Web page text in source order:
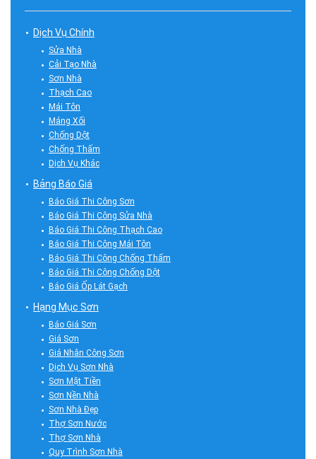
Dịch Vụ Chính
Sửa Nhà
Cải Tạo Nhà
Sơn Nhà
Thạch Cao
Mái Tôn
Máng Xối
Chống Dột
Chống Thấm
Dịch Vụ Khác
Bảng Báo Giá
Báo Giá Thi Công Sơn
Báo Giá Thi Công Sửa Nhà
Báo Giá Thi Công Thạch Cao
Báo Giá Thi Công Mái Tôn
Báo Giá Thi Công Chống Thấm
Báo Giá Thi Công Chống Dột
Báo Giá Ốp Lát Gạch
Hạng Mục Sơn
Báo Giá Sơn
Giá Sơn
Giá Nhân Công Sơn
Dịch Vụ Sơn Nhà
Sơn Mặt Tiền
Sơn Nền Nhà
Sơn Nhà Đẹp
Thợ Sơn Nước
Thợ Sơn Nhà
Quy Trình Sơn Nhà